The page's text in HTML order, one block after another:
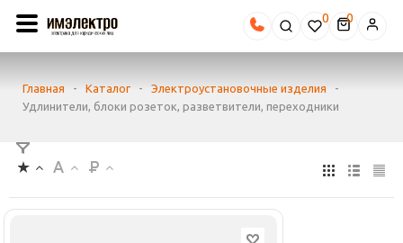
0
Главная - Каталог - Электроустановочные изделия
-
Удлинители, блоки розеток, разветвители, переходники